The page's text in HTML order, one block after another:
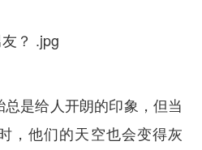
是给人开朗的印象，但当
，他们的天空也会变得灰